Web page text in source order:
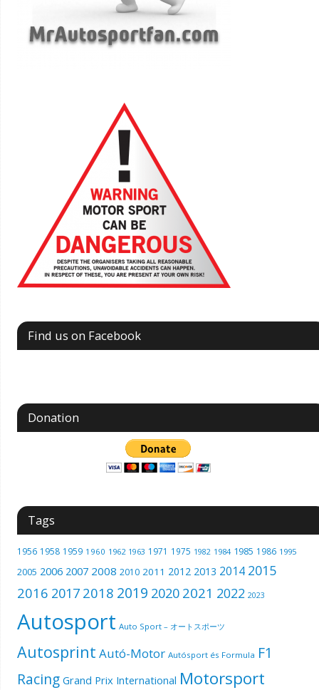
Find us on Facebook
Donation
Tags
1956 1958 1959 1960 1962 1963 1971 1975 1982 1984 1985 1986 1995
2005 2006 2007 2008 2010 2011 2012 2013 2014 2015
2016 2017 2018 2019 2020 2021 2022 2023
Autosport Auto Sport – オートスポーツ
Autosprint Autó-Motor Autósport és Formula F1
Racing Grand Prix International Motorsport